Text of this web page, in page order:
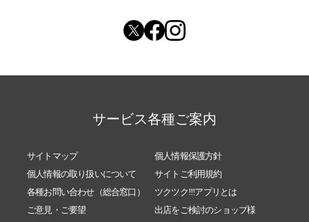
サービス各種ご案内
サイトマップ
個人情報保護方針
個人情報の取り扱いについて
サイトご利用規約
各種お問い合わせ（総合窓口）
ツクツク!!!アプリとは
ご意見・ご要望
出店をご検討のショップ様